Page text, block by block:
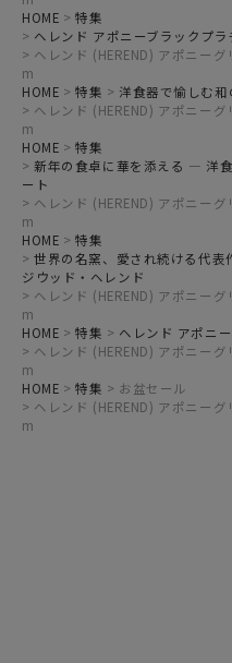
HOME
特集
ヘレンド アポニーブラックプ
ヘレンド (HEREND) アポニー
m
HOME
特集
洋食器で愉しむ
ヘレンド (HEREND) アポニー
m
HOME
特集
新年の食卓に華を添える ― 洋
ート
ヘレンド (HEREND) アポニー
m
HOME
特集
世界の名窯、愛され続ける代表
ジウッド・ヘレンド
ヘレンド (HEREND) アポニー
m
HOME
特集
ヘレンド アポニ
ヘレンド (HEREND) アポニー
m
HOME
特集
お盆セール
ヘレンド (HEREND) アポニー
m